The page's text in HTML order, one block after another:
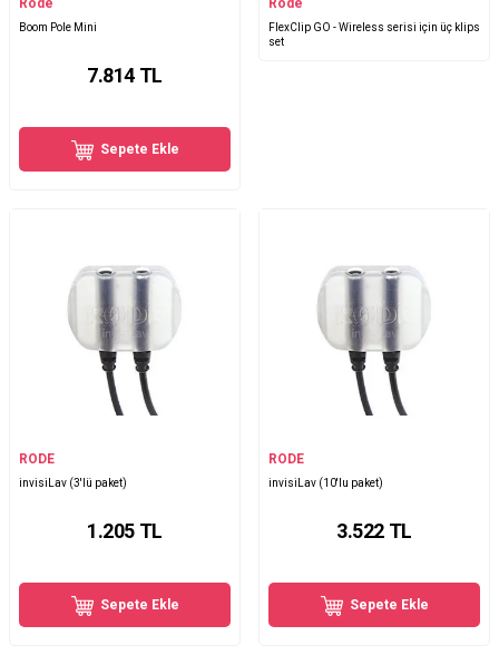
Rode
Boom Pole Mini
7.814 TL
Sepete Ekle
Rode
FlexClip GO - Wireless serisi için üç klips
set
RODE
invisiLav (3'lü paket)
1.205 TL
Sepete Ekle
RODE
invisiLav (10'lu paket)
3.522 TL
Sepete Ekle